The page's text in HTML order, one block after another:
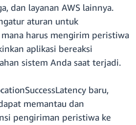
dan layanan AWS lainnya.
aturan untuk
harus mengirim peristiwa
aplikasi bereaksi
sistem Anda saat terjadi.
baru,
memantau dan
pengiriman peristiwa ke